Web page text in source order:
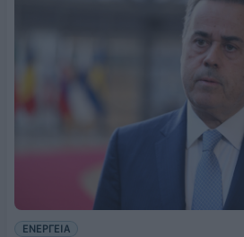
ΕΝΕΡΓΕΙΑ